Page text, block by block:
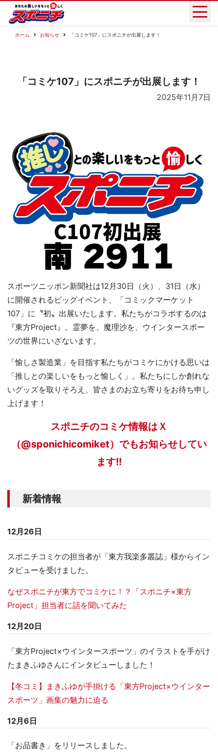
ホーム お知らせ 「コミケ107」にスポニチが出展します！
「コミケ107」にスポニチが出展します！
2025年11月7日
スポーツニッポン新聞社は12月30日（火）、31日（水）
に開催されるビッグイベント、「コミックマーケット
107」に〝初〟出展いたします。私たちがコラボするのは
『東方Project』。霊夢を、魔理沙を、ウインタースポー
ツの世界にいざないます。
「愉しさ製造業」を目指す私たちがコミケにかける思いは
「推しとの楽しいをもっと愉しく」。私たちにしか創れな
いグッズを取りそろえ、皆さまのお立ち寄りをお待ち申し
上げます！
スポニチのコミケ情報はＸ
（@sponichicomiket）でもお知らせしてい
ます!!
新着情報
12月26日
スポニチコミケの担当者が「東方我楽多叢誌」様からイン
タビューを受けました。
なぜスポニチが東方でコミケに！？「スポニチ×東方
Project」担当者に話を聞いてみた
12月20日
「東方Project×ウインタースポーツ」のイラストを手がけ
たまきふゆさんにインタビューしました！
【冬コミ】まきふゆが手掛ける「東方Project×ウインター
スポーツ」画集の魅力に迫る
12月6日
「お品書き」をリリースしました。